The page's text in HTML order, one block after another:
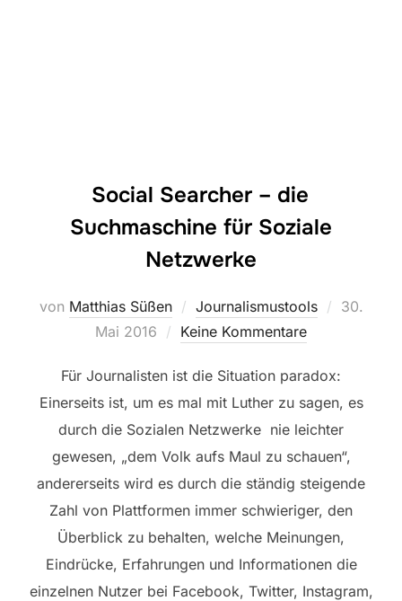
Social Searcher – die
Suchmaschine für Soziale
Netzwerke
von Matthias Süßen Journalismustools
30.
Mai 2016
Keine Kommentare
Für Journalisten ist die Situation paradox:
Einerseits ist, um es mal mit Luther zu sagen, es
durch die Sozialen Netzwerke nie leichter
gewesen, „dem Volk aufs Maul zu schauen“,
andererseits wird es durch die ständig steigende
Zahl von Plattformen immer schwieriger, den
Überblick zu behalten, welche Meinungen,
Eindrücke, Erfahrungen und Informationen die
einzelnen Nutzer bei Facebook, Twitter, Instagram,